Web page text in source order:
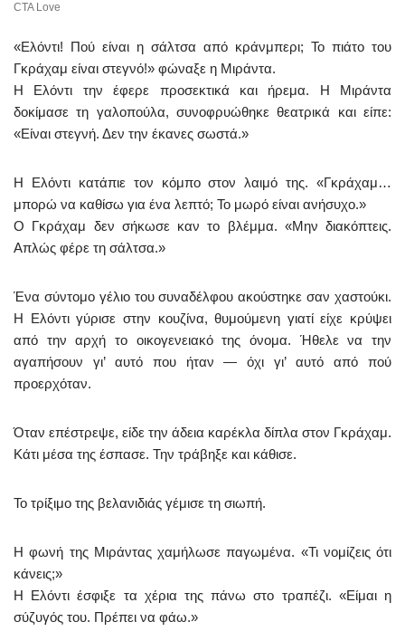
«Ελόντι! Πού είναι η σάλτσα από κράνμπερι; Το πιάτο του
Γκράχαμ είναι στεγνό!» φώναξε η Μιράντα.
Η Ελόντι την έφερε προσεκτικά και ήρεμα. Η Μιράντα
δοκίμασε τη γαλοπούλα, συνοφρυώθηκε θεατρικά και είπε:
«Είναι στεγνή. Δεν την έκανες σωστά.»
Η Ελόντι κατάπιε τον κόμπο στον λαιμό της. «Γκράχαμ…
μπορώ να καθίσω για ένα λεπτό; Το μωρό είναι ανήσυχο.»
Ο Γκράχαμ δεν σήκωσε καν το βλέμμα. «Μην διακόπτεις.
Απλώς φέρε τη σάλτσα.»
Ένα σύντομο γέλιο του συναδέλφου ακούστηκε σαν χαστούκι.
Η Ελόντι γύρισε στην κουζίνα, θυμούμενη γιατί είχε κρύψει
από την αρχή το οικογενειακό της όνομα. Ήθελε να την
αγαπήσουν γι’ αυτό που ήταν — όχι γι’ αυτό από πού
προερχόταν.
Όταν επέστρεψε, είδε την άδεια καρέκλα δίπλα στον Γκράχαμ.
Κάτι μέσα της έσπασε. Την τράβηξε και κάθισε.
Το τρίξιμο της βελανιδιάς γέμισε τη σιωπή.
Η φωνή της Μιράντας χαμήλωσε παγωμένα. «Τι νομίζεις ότι
κάνεις;»
Η Ελόντι έσφιξε τα χέρια της πάνω στο τραπέζι. «Είμαι η
σύζυγός του. Πρέπει να φάω.»